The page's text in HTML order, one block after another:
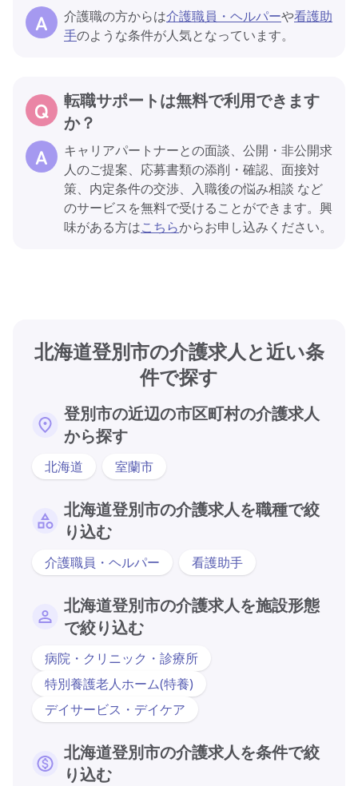
介護職の方からは介護職員・ヘルパーや看護助
手のような条件が人気となっています。
転職サポートは無料で利用できます
か？
キャリアパートナーとの面談、公開・非公開求
人のご提案、応募書類の添削・確認、面接対
策、内定条件の交渉、入職後の悩み相談 など
のサービスを無料で受けることができます。興
味がある方はこちらからお申し込みください。
北海道登別市の介護求人と近い条
件で探す
登別市の近辺の市区町村の介護求人
から探す
北海道 室蘭市
北海道登別市の介護求人を職種で絞
り込む
介護職員・ヘルパー 看護助手
北海道登別市の介護求人を施設形態
で絞り込む
病院・クリニック・診療所
特別養護老人ホーム(特養)
デイサービス・デイケア
北海道登別市の介護求人を条件で絞
り込む